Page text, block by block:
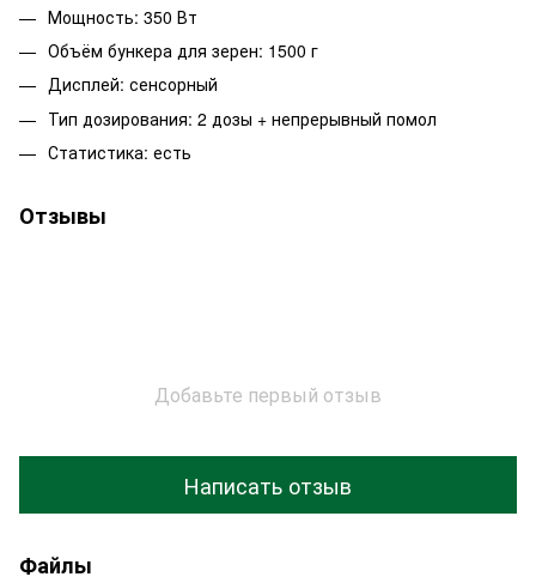
Мощность: 350 Вт
Объём бункера для зерен: 1500 г
Дисплей: сенсорный
Тип дозирования: 2 дозы + непрерывный помол
Статистика: есть
Отзывы
Добавьте первый отзыв
Написать отзыв
Файлы